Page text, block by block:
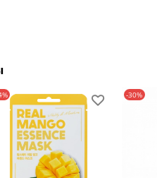
-30%